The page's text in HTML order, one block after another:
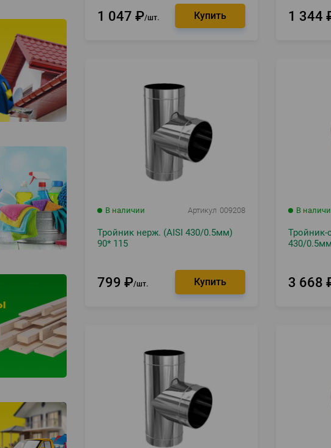
1 047 ₽ шт. 1 344
В наличии Артикул 009208
Тройник нерж. (AISI 430/0.5мм)
90* 115
799 ₽ шт.
В
Тройник-
430/
3 668